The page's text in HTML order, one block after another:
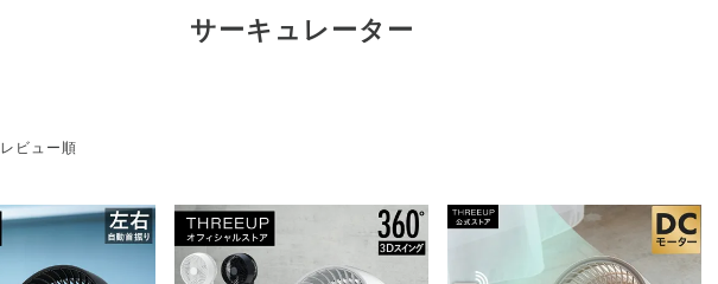
サーキュレーター
レビュー順